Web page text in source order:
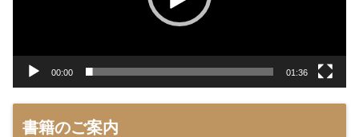
00:00 01:36
書籍のご案内